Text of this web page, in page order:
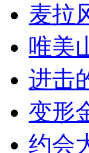
麦拉
唯美
进击
变形
约会